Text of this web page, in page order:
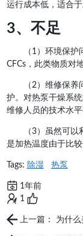
运行成本低，适合
3、不足
（1）环境保
CFCs，此类物质对
（2）维修保
护。对热泵干燥系
维修人员的技术水平
（3）虽然可
是加热温度由于比
Tags: 除湿 热泵
1年前
1
上一篇： 为什么